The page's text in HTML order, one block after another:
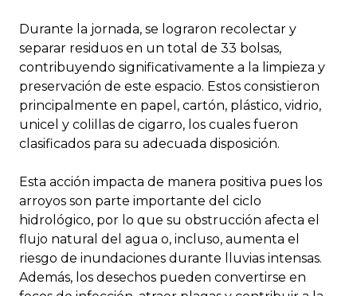
Durante la jornada, se lograron recolectar y
separar residuos en un total de 33 bolsas,
contribuyendo significativamente a la limpieza y
preservación de este espacio. Estos consistieron
principalmente en papel, cartón, plástico, vidrio,
unicel y colillas de cigarro, los cuales fueron
clasificados para su adecuada disposición.
Esta acción impacta de manera positiva pues los
arroyos son parte importante del ciclo
hidrológico, por lo que su obstrucción afecta el
flujo natural del agua o, incluso, aumenta el
riesgo de inundaciones durante lluvias intensas.
Además, los desechos pueden convertirse en